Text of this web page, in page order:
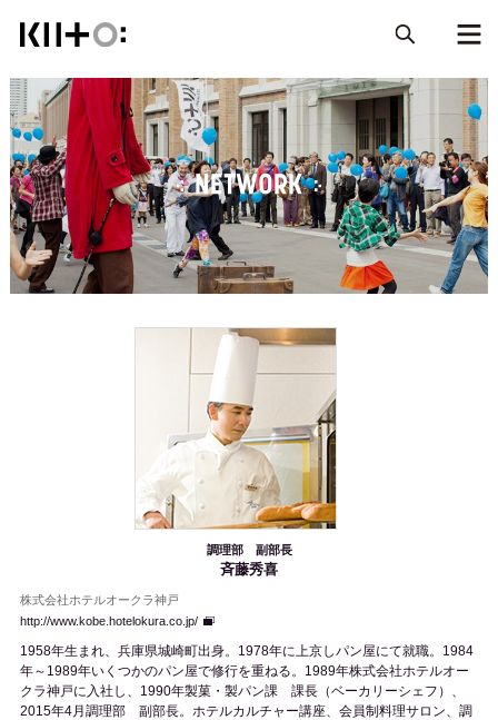
NETWORK
調理部 副部長
斉藤秀喜
株式会社ホテルオークラ神戸
http://www.kobe.hotelokura.co.jp/
1958年生まれ、兵庫県城崎町出身。1978年に上京しパン屋にて就職。1984
年～1989年いくつかのパン屋で修行を重ねる。1989年株式会社ホテルオー
クラ神戸に入社し、1990年製菓・製パン課 課長（ベーカリーシェフ）、
2015年4月調理部 副部長。ホテルカルチャー講座、会員制料理サロン、調